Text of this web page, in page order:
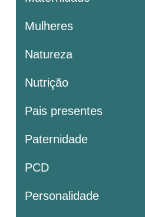
Mulheres
Natureza
Nutrição
Pais presentes
Paternidade
PCD
Personalidade